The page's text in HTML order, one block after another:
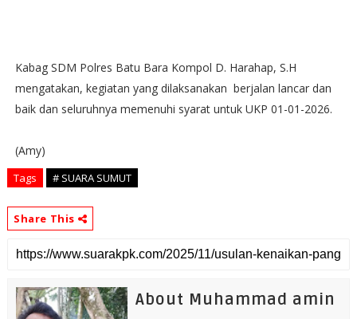
Kabag SDM Polres Batu Bara Kompol D. Harahap, S.H
mengatakan, kegiatan yang dilaksanakan berjalan lancar dan
baik dan seluruhnya memenuhi syarat untuk UKP 01-01-2026.
(Amy)
Tags # SUARA SUMUT
Share This
About Muhammad amin